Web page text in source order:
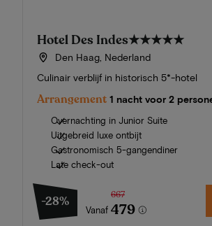
Hotel Des Indes★★★★★
Den Haag, Nederland
Culinair verblijf in historisch 5*-hotel
Arrangement 1 nacht voor 2
Overnachting in Junior Suite
Uitgebreid luxe ontbijt
Gastronomisch 5-gangendiner
Late check-out
-28%
Vanaf
667
479